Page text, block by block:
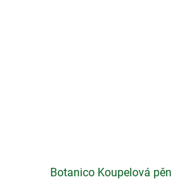
Botanico Koupelová